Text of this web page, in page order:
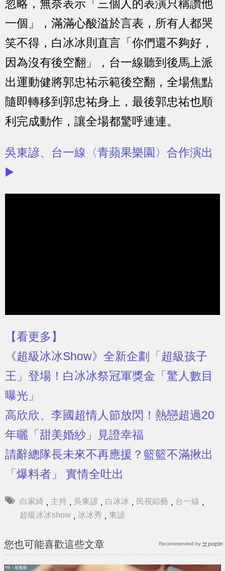
忽略，無奈表示「三個人的表演只稱讚他
一個」，滿滿心酸溢於言表，所有人都哭
笑不得，白冰冰則直言「你們還不夠好，
因為沒有後空翻」，台一線聽到後馬上派
出運動健將郭忠祐示範後空翻，全場焦點
隨即轉移到郭忠祐身上，最後郭忠祐也順
利完成動作，讓全場都驚呼連連。
吳東諺、台一線〈青蘋果樂園〉合作演出
▶️
【看更多】
《超級冰冰Show》全新企劃「超級孩子
王」登場！白冰冰祭冠軍獎金「驚人數目
曝光」
高欣欣、李國超情人節放閃！熱戀超過20
年曬「甜美婚紗」見證幸福
請辭總隊長未來不再應援？籃籃不滿揪出
「爆料者」 實情全吐出
白家綺 , 主持 , 吳東諺 , 白冰冰 , 民視綜藝 , 台一線 ,
超級冰冰show , 冰冰秀 , 東諺
您也可能喜歡這些文章
PR・新素簡
Recommended by